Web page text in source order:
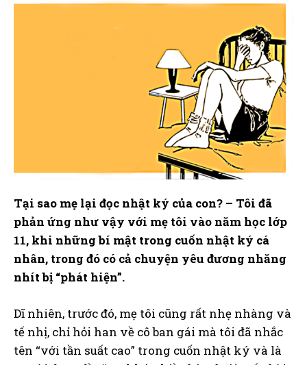
Tại sao mẹ lại đọc nhật ký của con? – Tôi đã
phản ứng như vậy với mẹ tôi vào năm học lớp
11, khi những bí mật trong cuốn nhật ký cá
nhân, trong đó có cả chuyện yêu đương nhăng
nhít bị “phát hiện”.
Dĩ nhiên, trước đó, mẹ tôi cũng rất nhẹ nhàng và
tế nhị, chỉ hỏi han về cô ban gái mà tôi đã nhắc
tên “với tần suất cao” trong cuốn nhật ký và là